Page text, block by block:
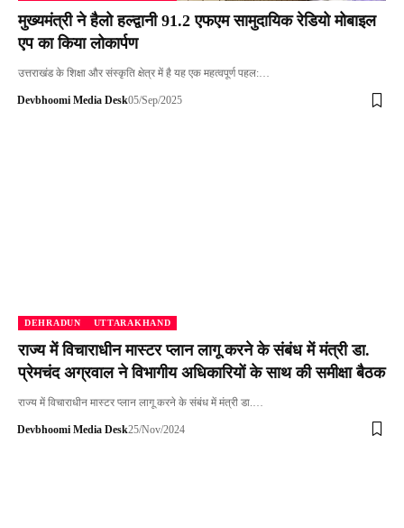
मुख्यमंत्री ने हैलो हल्द्वानी 91.2 एफएम सामुदायिक रेडियो मोबाइल
एप का किया लोकार्पण
उत्तराखंड के शिक्षा और संस्कृति क्षेत्र में है यह एक महत्वपूर्ण पहल:…
Devbhoomi Media Desk05/Sep/2025
DEHRADUN UTTARAKHAND
राज्य में विचाराधीन मास्टर प्लान लागू करने के संबंध में मंत्री डा.
प्रेमचंद अग्रवाल ने विभागीय अधिकारियों के साथ की समीक्षा बैठक
राज्य में विचाराधीन मास्टर प्लान लागू करने के संबंध में मंत्री डा.…
Devbhoomi Media Desk25/Nov/2024